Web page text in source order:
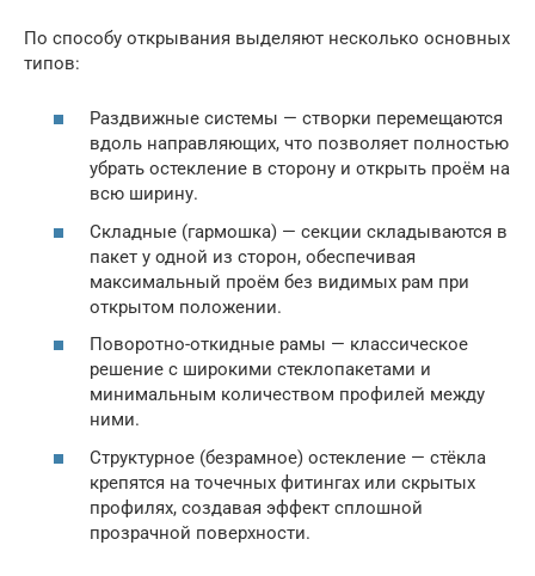
По способу открывания выделяют несколько основных
типов:
Раздвижные системы — створки перемещаются
вдоль направляющих, что позволяет полностью
убрать остекление в сторону и открыть проём на
всю ширину.
Складные (гармошка) — секции складываются в
пакет у одной из сторон, обеспечивая
максимальный проём без видимых рам при
открытом положении.
Поворотно-откидные рамы — классическое
решение с широкими стеклопакетами и
минимальным количеством профилей между
ними.
Структурное (безрамное) остекление — стёкла
крепятся на точечных фитингах или скрытых
профилях, создавая эффект сплошной
прозрачной поверхности.